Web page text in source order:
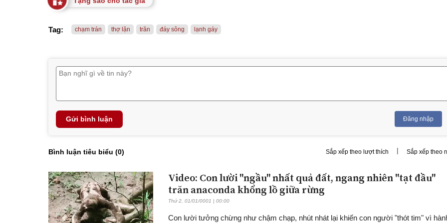
Tag: chạm trán thợ lặn trăn đáy sông lạnh gáy
Gửi bình luận Đăng nhập
Bình luận tiêu biểu (0) Sắp xếp theo lượt thích | Sắp xếp theo
Video: Con lười "ngầu" nhất quả đất, ngang nhiên "tạt đầu"
trăn anaconda khổng lồ giữa rừng
Thứ 2, 01/01/0001 | 00:00
Con lười tưởng chừng như chậm chạp, nhút nhát lại khiến con người "thót tim" vì